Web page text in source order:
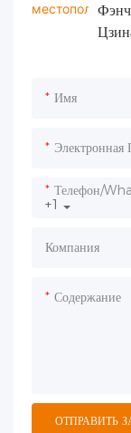
Имя
Электронная
+1
Телефон/
Компания
Содержание
ОТПРАВИТЬ